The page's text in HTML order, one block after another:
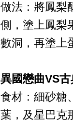
做法：將鳳梨
側，塗上鳳梨
數洞，再塗上
異國戀曲VS
食材：細砂糖
葉，及星巴克